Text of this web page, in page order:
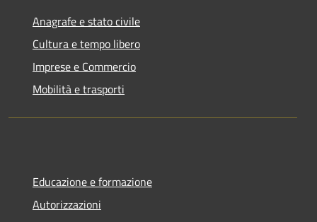
Anagrafe e stato civile
Cultura e tempo libero
Imprese e Commercio
Mobilità e trasporti
Educazione e formazione
Autorizzazioni